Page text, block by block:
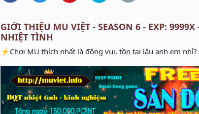
GIỚI THIỆU MU VIỆT - SEASON 6 - EXP: 9999X
NHIỆT TÌNH
⚡️Chơi MU thích nhất là đông vui, tồn tại lâu anh em